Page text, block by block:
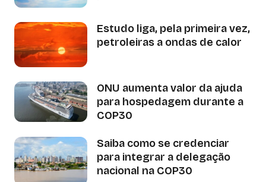
Estudo liga, pela primeira vez,
petroleiras a ondas de calor
ONU aumenta valor da ajuda
para hospedagem durante a
COP30
Saiba como se credenciar
para integrar a delegação
nacional na COP30